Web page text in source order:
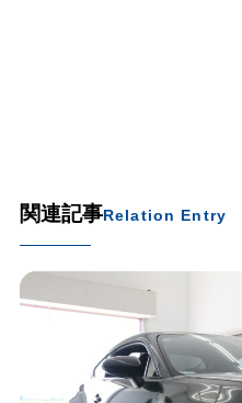
関連記事Relation Entry